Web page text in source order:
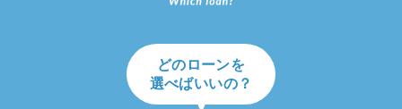
どのローンを
選べばいいの？